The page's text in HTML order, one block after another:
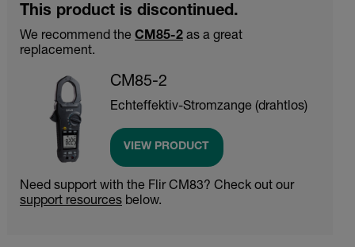
This product is discontinued.
We recommend the CM85-2 as a great
replacement.
CM85-2
Echteffektiv-Stromzange (drahtlos)
VIEW PRODUCT
Need support with the Flir CM83? Check out our
support resources below.